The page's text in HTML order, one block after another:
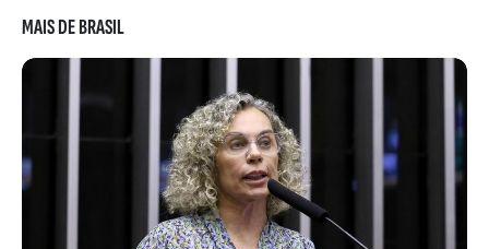
MAIS DE BRASIL